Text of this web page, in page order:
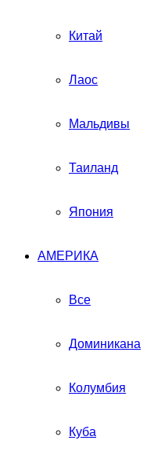
Китай
Лаос
Мальдивы
Таиланд
Япония
АМЕРИКА
Все
Доминикана
Колумбия
Куба